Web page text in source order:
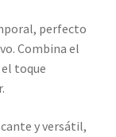
perfecto
Combina el
toque
y versátil,